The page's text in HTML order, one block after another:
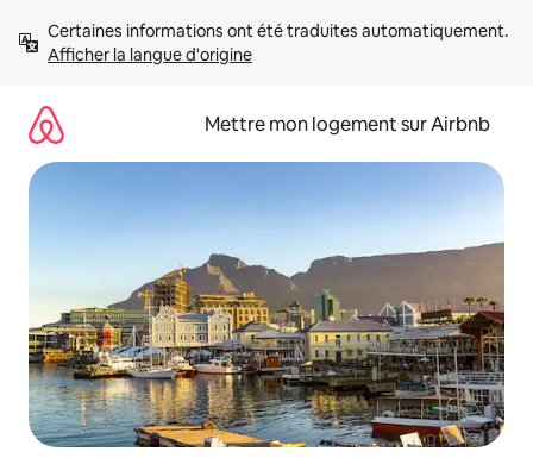
directement
Afficher la langue d'origine
Mettre mon logement sur Airbnb